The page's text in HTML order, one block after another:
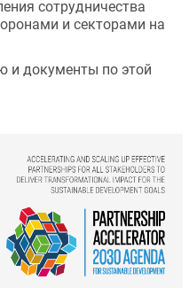
сотрудничества
и секторами на
и документы по этой